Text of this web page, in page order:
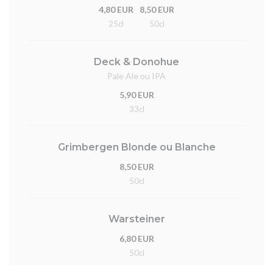
4,80 EUR
25cl
8,50 EUR
50cl
Deck & Donohue
Pale Ale ou IPA
5,90 EUR
33cl
Grimbergen Blonde ou Blanche
8,50 EUR
50cl
Warsteiner
6,80 EUR
50cl